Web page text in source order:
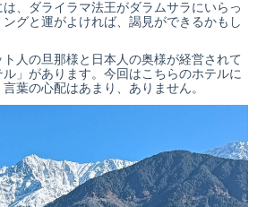
、ダライラマ法王がダラムサラにいらっ
グと運がよければ、謁見ができるかもし
人の旦那様と日本人の奥様が経営されて
」があります。今回はこちらのホテルに
葉の心配はあまり、ありません。